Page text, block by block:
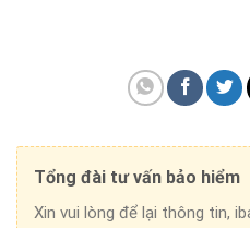
Tổng đài tư vấn bảo hiểm
Xin vui lòng để lại thông tin,